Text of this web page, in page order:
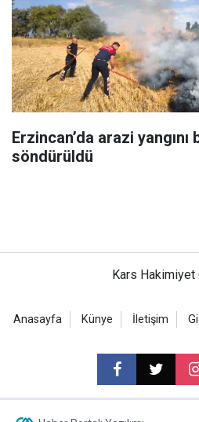
Erzincan’da arazi yangını
söndürüldü
Kars
Anasayfa Künye İletişim